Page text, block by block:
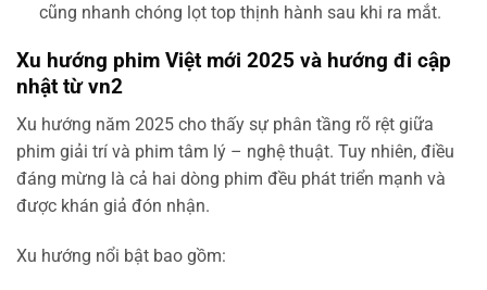
cũng nhanh chóng lọt top thịnh hành sau khi ra mắt.
Xu hướng phim Việt mới 2025 và hướng đi cập
nhật từ vn2
Xu hướng năm 2025 cho thấy sự phân tầng rõ rệt giữa
phim giải trí và phim tâm lý – nghệ thuật. Tuy nhiên, điều
đáng mừng là cả hai dòng phim đều phát triển mạnh và
được khán giả đón nhận.
Xu hướng nổi bật bao gồm: